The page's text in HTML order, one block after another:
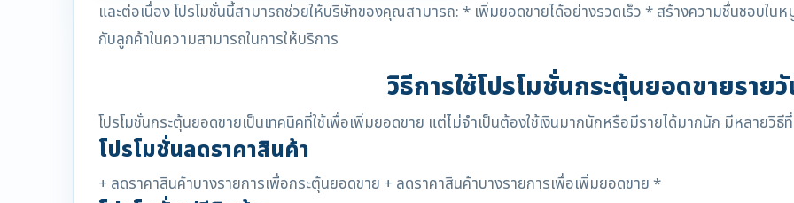
และต่อเนื่อง โปรโมชั่นนี้สามารถช่วยให้บริษัทของคุณสามารถ: * เพิ่มยอดขายได้อย่างรวดเร็ว * สร้างความชื่นชอบใ
กับลูกค้าในความสามารถในการให้บริการ
วิธีการใช้โปรโมชั่นกระตุ้นยอดขายราย
โปรโมชั่นกระตุ้นยอดขายเป็นเทคนิคที่ใช้เพื่อเพิ่มยอดขาย แต่ไม่จำเป็นต้องใช้เงินมากนักหรือมีรายได้มากนัก มีหลายวิธี
โปรโมชั่นลดราคาสินค้า
+ ลดราคาสินค้าบางรายการเพื่อกระตุ้นยอดขาย + ลดราคาสินค้าบางรายการเพื่อเพิ่มยอดขาย *